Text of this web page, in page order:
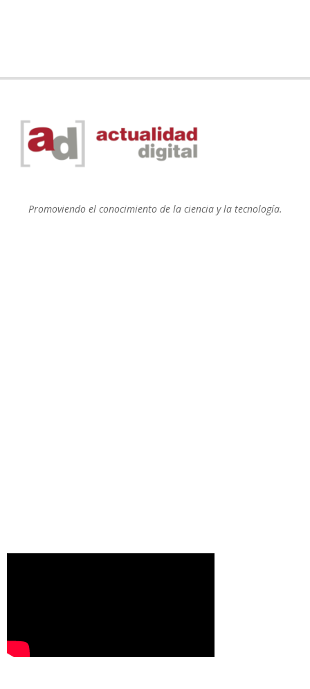
Promoviendo el conocimiento de la ciencia y la tecnología.